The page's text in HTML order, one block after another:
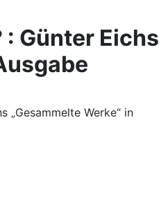
Günter Eichs
„Gesammelte Werke“ in